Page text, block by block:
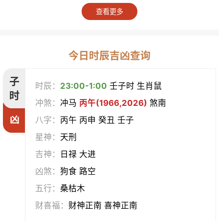
平治道涂 造桥
造仓 修饰垣墙 造船
造畜稠 盖屋
经络 酝酿 造车器
查看更多
今日时辰吉凶查询
子
时
凶
时辰： 23:00-1:00 壬子时 生肖鼠
冲煞：冲马 丙午(1966,2026) 煞南
八字： 丙午 丙申 癸丑 壬子
星神： 天刑
吉神：
日禄 大进
凶煞：狗食 路空
五行： 桑枯木
财喜福： 财神正南 喜神正南